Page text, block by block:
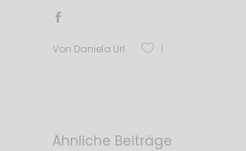
Von Daniela Url 1
Ähnliche Beiträge